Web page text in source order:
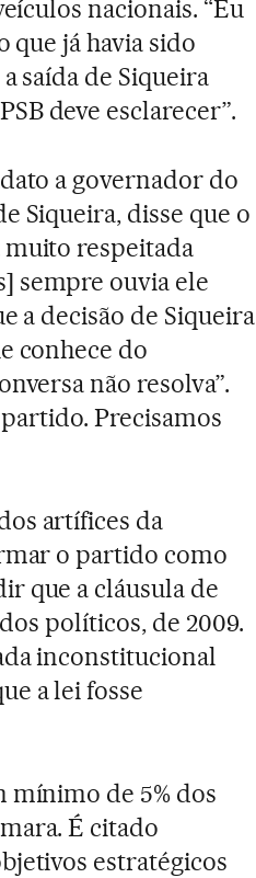
nacionais. “Eu
que já havia sido
saída de Siqueira
deve esclarecer”.
a governador do
Siqueira, disse que o
muito respeitada
sempre ouvia ele
a decisão de Siqueira
conhece do
não resolva”.
Precisamos
artífices da
o partido como
que a cláusula de
políticos, de 2009.
inconstitucional
a lei fosse
mínimo de 5% dos
É citado
estratégicos